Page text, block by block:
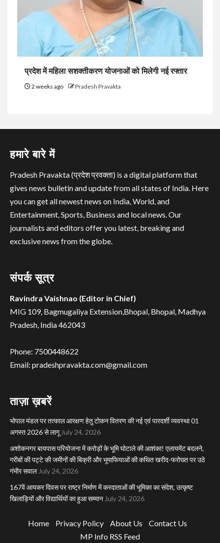
प्रदेश में महिला सशक्तीकरण योजनाओं को मिलेगी नई रफ्तार
2 weeks ago Pradesh Pravakta
हमारे बारे में
Pradesh Pravakta (प्रदेश प्रवक्ता) is a digital platform that
gives news bulletin and update from all states of India. Here
you can get all newest news on India, World, and
Entertainment, Sports, Business and local news. Our
journalists and editors offer you latest, breaking and
exclusive news from the globe.
संपर्क सूत्र
Ravindra Vaishnao (Editor in Chief)
MIG 109, Bagmugaliya Extension,Bhopal, Bhopal, Madhya
Pradesh, India 462043
Phone: 7500448622
Email: pradeshpravakta.com@gmail.com
ताज़ा ख़बरें
भोपाल मंडल पर तत्काल आरक्षण हेतु टोकन वितरण की नई एवं पारदर्शी व्यवस्था 01
अगस्त 2026 से लागू July 24, 2026
अशोकनगर बायपास परियोजना में करोड़ों के भूमि घोटाले की आशंका! एलायमेंट बदलने,
गरीबों की पट्टे की जमीनों की बिक्री और भूमाफियाओं की कथित खरीद-फरोख्त पर उठे
गंभीर सवाल July 24, 2026
167वें आयकर दिवस पर राष्ट्र निर्माण में करदाताओं की भूमिका का संदेश, उत्कृष्ट
खिलाड़ियों और विद्यार्थियों का हुआ सम्मान July 24, 2026
Home Privacy Policy About Us
Contact Us
MP Info RSS Feed